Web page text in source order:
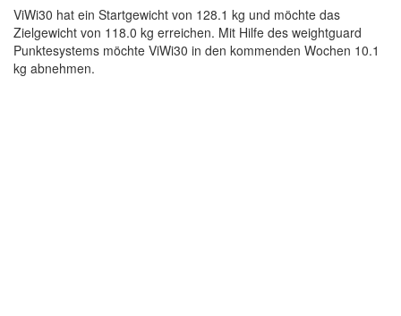
ViWi30 hat ein Startgewicht von 128.1 kg und möchte das
Zielgewicht von 118.0 kg erreichen. Mit Hilfe des weightguard
Punktesystems möchte ViWi30 in den kommenden Wochen 10.1
kg abnehmen.